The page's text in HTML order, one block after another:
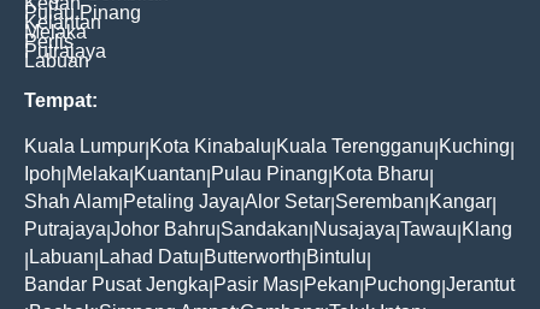
Pulau Pinang
Kelantan
Melaka
Perlis
Putrajaya
Labuan
Tempat:
Kuala Lumpur Kota Kinabalu Kuala Terengganu Kuching
Ipoh Melaka Kuantan Pulau Pinang Kota Bharu
Shah Alam Petaling Jaya Alor Setar Seremban Kangar
Putrajaya Johor Bahru Sandakan Nusajaya Tawau Klang
Labuan Lahad Datu Butterworth Bintulu
Bandar Pusat Jengka Pasir Mas Pekan Puchong Jerantut